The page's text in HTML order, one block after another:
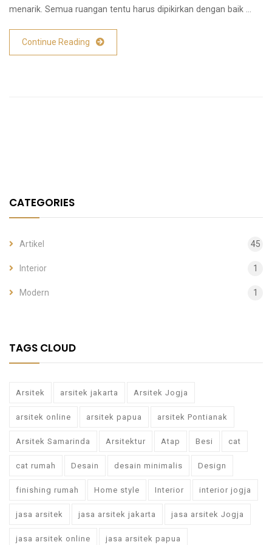
menarik. Semua ruangan tentu harus dipikirkan dengan baik …
Continue Reading
CATEGORIES
Artikel 45
Interior 1
Modern 1
TAGS CLOUD
Arsitek arsitek jakarta Arsitek Jogja
arsitek online arsitek papua arsitek Pontianak
Arsitek Samarinda Arsitektur Atap Besi cat
cat rumah Desain desain minimalis Design
finishing rumah Home style Interior interior jogja
jasa arsitek jasa arsitek jakarta jasa arsitek Jogja
jasa arsitek online jasa arsitek papua